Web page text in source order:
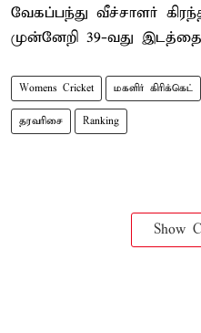
வேகப்பந்து வீச்சாளர்
முன்னேறி 39-வது இடத்தை
Womens Cricket மகளிர் கிரிக்கெட்
தரவரிசை Ranking
Show